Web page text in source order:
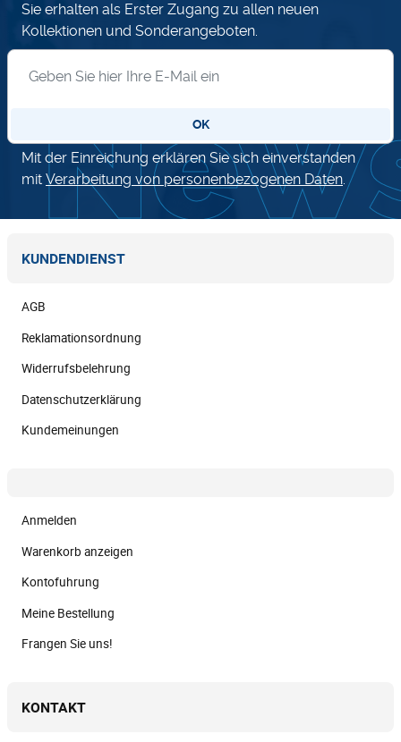
Sie erhalten als Erster Zugang zu allen neuen
Kollektionen und Sonderangeboten.
OK
Mit der Einreichung erklären Sie sich einverstanden
mit Verarbeitung von personenbezogenen Daten.
KUNDENDIENST
AGB
Reklamationsordnung
Widerrufsbelehrung
Datenschutzerklärung
Kundemeinungen
Anmelden
Warenkorb anzeigen
Kontofuhrung
Meine Bestellung
Frangen Sie uns!
KONTAKT